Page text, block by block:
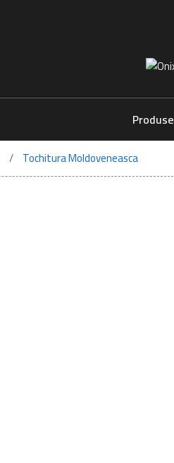
Produse
Tochitura Moldoveneasca